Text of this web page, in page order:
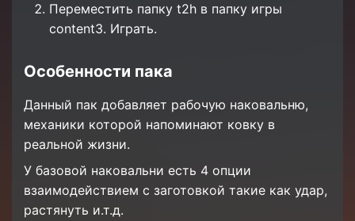
Переместить папку t2h в папку игры
content3. Играть.
Особенности пака
Данный пак добавляет рабочую наковальню,
механики которой напоминают ковку в
реальной жизни.
У базовой наковальни есть 4 опции
взаимодействием с заготовкой такие как удар,
растянуть и.т.д.